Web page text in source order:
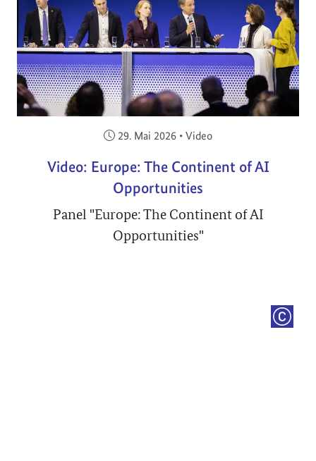
Veröffentlicht am:
29. Mai 2026 • Video
Video: Europe: The Continent of AI
Opportunities
Panel "Europe: The Continent of AI
Opportunities"